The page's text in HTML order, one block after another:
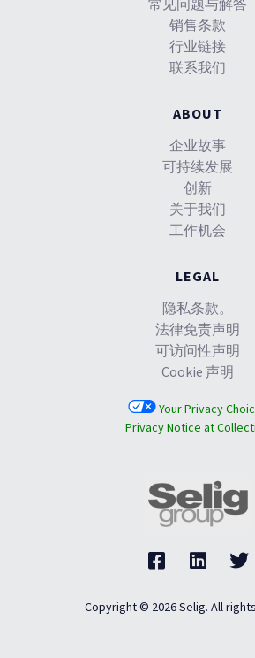
常见问题与解答
销售条款
行业链接
联系我们
ABOUT
企业故事
可持续发展
创新
关于我们
工作机会
LEGAL
隐私条款。
法律免责声明
可访问性声明
Cookie 声明
Your Privacy
Privacy Notice at
Copyright © 2026 Selig. All